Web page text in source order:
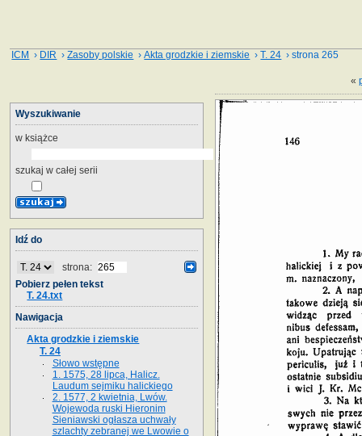
ICM › DIR ›Zasoby polskie ›Akta grodzkie i ziemskie ›T. 24 › strona 265
«
Wyszukiwanie
w książce
szukaj w całej serii
Idź do
strona:
Pobierz pełen tekst
T. 24.txt
Nawigacja
Akta grodzkie i ziemskie
T. 24
Słowo wstępne
1. 1575, 28 lipca, Halicz.
Laudum sejmiku halickiego
2. 1577, 2 kwietnia, Lwów.
Wojewoda ruski Hieronim
Sieniawski ogłasza uchwały
szlachty zebranej we Lwowie o